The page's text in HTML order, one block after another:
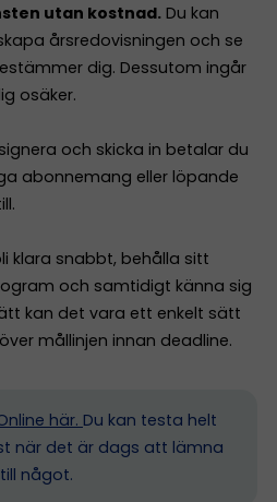
utan kostnad. Du kan
årsredovisningen och se
dig. Dessutom ingår
osäker.
och skicka in betalar du
abonnemang eller löpande
klara snabbt, behålla sitt
och samtidigt känna sig
kan det vara ett enkelt sätt
mållinjen innan deadline.
här. Du kan testa helt
när det är dags att lämna
något.